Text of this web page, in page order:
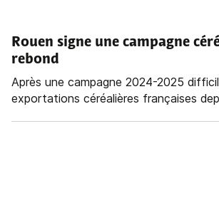
Rouen signe une campagne
rebond
Après une campagne 2024-2025
exportations céréalières françaises